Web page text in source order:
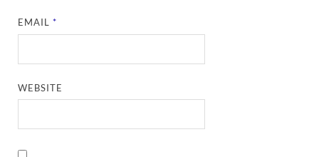
EMAIL*
WEBSITE